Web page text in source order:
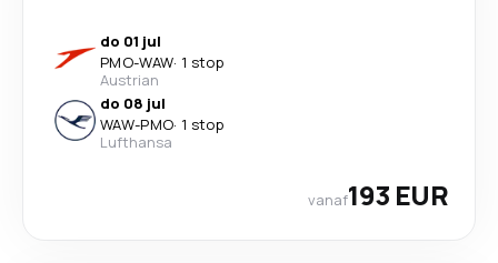
do 01 jul
PMO-WAW· 1 stop
Austrian
do 08 jul
WAW-PMO· 1 stop
Lufthansa
vanaf193 EUR